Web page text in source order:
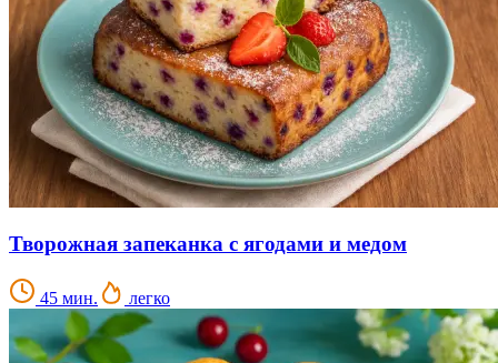
Творожная запеканка с ягодами и медом
45 мин. легко